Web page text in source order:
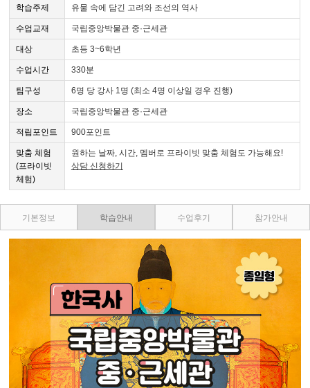
학습주제 유물 속에 담긴 고려와 조선의 역사
수업교재 국립중앙박물관 중·근세관
대상 초등 3~6학년
수업시간 330분
팀구성 6명 당 강사 1명 (최소 4명 이상일 경우 진행)
장소 국립중앙박물관 중·근세관
적립포인트 900포인트
맞춤 체험
(프라이빗
체험)
원하는 날짜, 시간, 멤버로 프라이빗 맞춤 체험도 가능해요!
상담 신청하기
기본정보 학습안내 수업후기 참가안내